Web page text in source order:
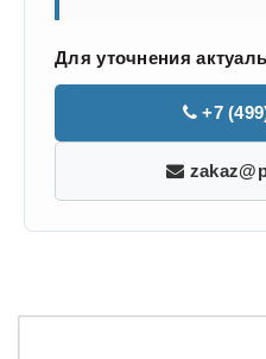
Для уточнения
+7